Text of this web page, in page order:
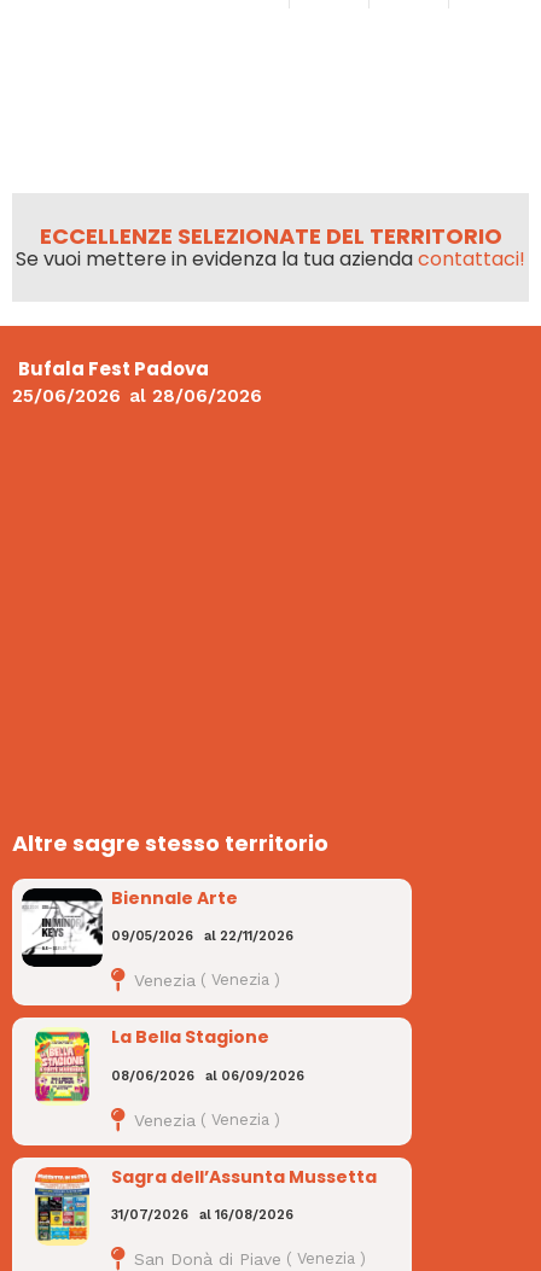
ECCELLENZE SELEZIONATE DEL TERRITORIO
Se vuoi mettere in evidenza la tua aziendacontattaci!
Bufala Fest Padova
25/06/2026 al 28/06/2026
Altre sagre stesso territorio
Biennale Arte
09/05/2026 al 22/11/2026
Venezia ( Venezia)
La Bella Stagione
08/06/2026 al 06/09/2026
Venezia ( Venezia )
Sagra dell’Assunta Mussetta
31/07/2026 al 16/08/2026
San Donà di Piave ( Venezia)